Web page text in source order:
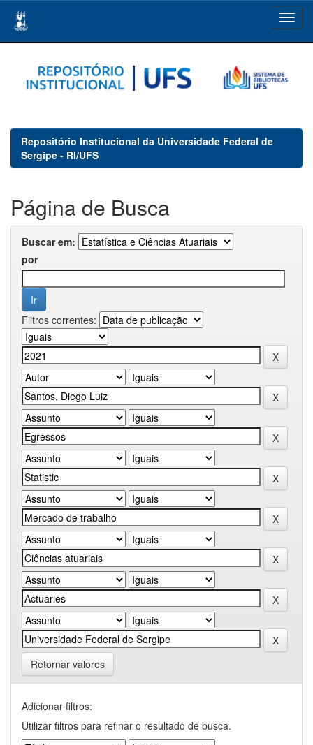
navigation
Repositório Institucional da Universidade Federal de
Sergipe - RI/UFS
Página de Busca
Buscar em:
por
Filtros correntes:
Retornar valores
Adicionar filtros:
Utilizar filtros para refinar o resultado de busca.